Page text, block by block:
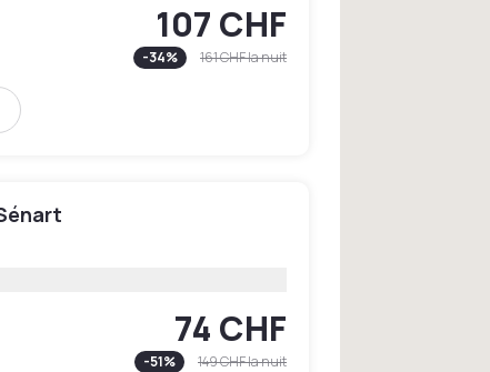
107 CHF
-34% 161 CHFla nuit
74 CHF
-51% 149 CHFla nuit